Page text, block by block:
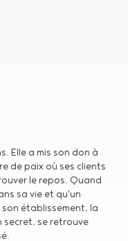
Elle a mis son don à
de paix où ses clients
le repos. Quand
sa vie et qu'un
établissement, la
secret, se retrouve